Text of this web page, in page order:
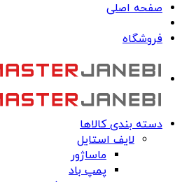
صفحه اصلی
فروشگاه
دسته بندی کالاها
لایف استایل
ماساژور
پمپ باد